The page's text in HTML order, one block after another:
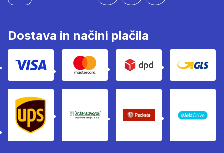
Dostava in načini plačila
Visa Mastercard Dpd Gls
Ups Intereuropa Packeta Sledenje
WOLT